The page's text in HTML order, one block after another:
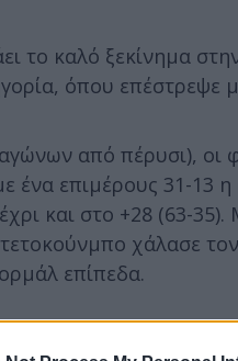
καλό ξεκίνημα
όπου επέστρεψε
από πέρυσι), οι
ένα επιμέρους 31-13
και στο +28 (63-35).
χάλασε
επίπεδα.